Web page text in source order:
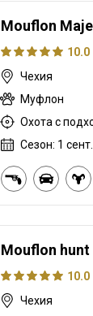
Mouflon
10.0
Чехия
Муфлон
Охота с
Сезон: 1
Mouflon hunt
10.0
Чехия